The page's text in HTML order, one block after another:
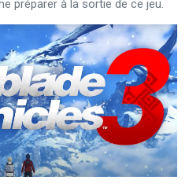
préparer à la sortie de ce jeu.